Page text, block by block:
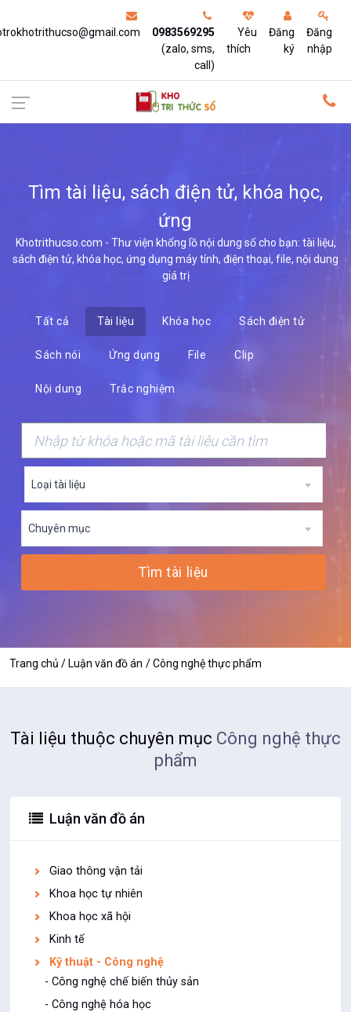
0983569295
(zalo, sms,
call)
Yêu
thích
Đăng
ký
Đăng
nhập
Tìm tài liệu, sách điện tử, khóa học,
ứng dụng,
Khotrithucso.com - Thư viện khổng lồ nội dung số cho bạn: tài liệu,
sách điện tử, khóa học, ứng dụng máy tính, điện thoại, file, nội dung
giá trị
Tất cả Tài liệu Khóa học Sách điện tử
Sách nói Ứng dụng File Clip
Nội dung Trắc nghiệm
Loại tài liệu
Chuyên mục
Tìm tài liệu
Trang chủ Luận văn đồ án Công nghệ thực phẩm
Tài liệu thuộc chuyên mục Công nghệ thực
phẩm
Luận văn đồ án
Giao thông vận tải
Khoa học tự nhiên
Khoa học xã hội
Kinh tế
Kỹ thuật - Công nghệ
- Công nghệ chế biến thủy sản
- Công nghệ hóa học